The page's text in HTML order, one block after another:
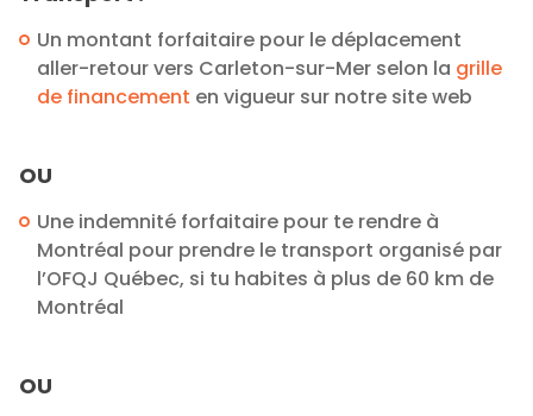
Un montant forfaitaire pour le déplacement
aller-retour vers Carleton-sur-Mer selon la grille
de financement en vigueur sur notre site web
OU
Une indemnité forfaitaire pour te rendre à
Montréal pour prendre le transport organisé par
l’OFQJ Québec, si tu habites à plus de 60 km de
Montréal
OU